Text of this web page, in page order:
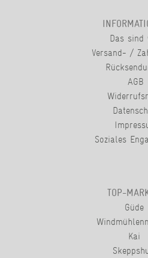
Das sind
Versand- /
AGB
Soziales
TOP-
Güde
Kai